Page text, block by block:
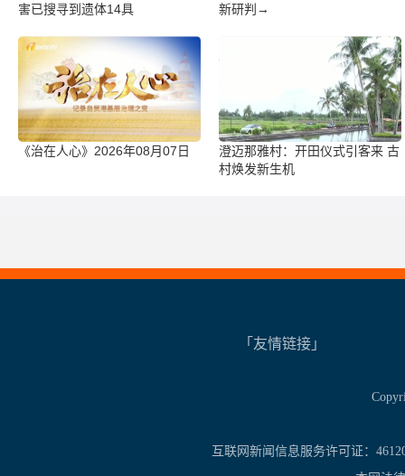
害已搜寻到遗体14具
新研判→
《治在人心》2026年08月07日
澄迈那雅村：开田仪式引客来 古
村焕发新生机
「友情链接」
互联网新闻信息服务许可证：